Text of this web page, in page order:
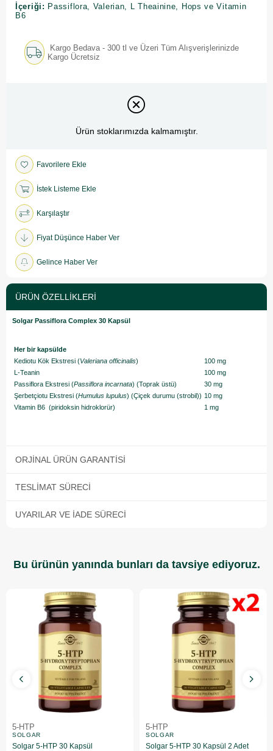
İçeriği: Passiflora, Valerian, L Theainine, Hops ve Vitamin
B6
Kargo Bedava - 300 tl ve Üzeri Tüm Alışverişlerinizde
Kargo Ücretsiz
Ürün stoklarımızda kalmamıştır.
Favorilere Ekle
İstek Listeme Ekle
Karşılaştır
Fiyat Düşünce Haber Ver
Gelince Haber Ver
ÜRÜN ÖZELLIKLERI
Solgar Passiflora Complex 30 Kapsül
Her bir kapsülde
Kediotu Kök Ekstresi (Valeriana officinalis)
100 mg
L-Teanin
100 mg
Passiflora Ekstresi (Passiflora incarnata) (Toprak üstü)
30 mg
Şerbetçiotu Ekstresi (Humulus lupulus) (Çiçek durumu (strobil)) 10 mg
Vitamin B6 (piridoksin hidroklorür)
1 mg
ORJINAL ÜRÜN GARANTISI
TESLIMAT SÜRECI
UYARILAR VE İADE SÜRECI
Bu ürünün yanında bunları da tavsiye ediyoruz.
5-HTP
SOLGAR
Solgar 5-HTP 30 Kapsül
5-HTP
SOLGAR
Solgar 5-HTP 30 Kapsül 2 Adet